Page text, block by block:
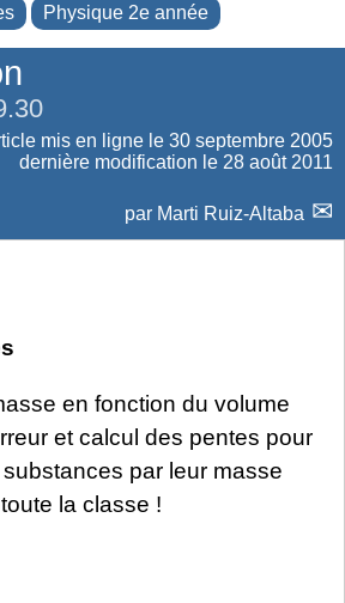
Physique 2e année
mis en ligne le 30 septembre 2005
dernière modification le 28 août 2011
par Marti Ruiz-Altaba
en fonction du volume
et calcul des pentes pour
substances par leur masse
la classe !